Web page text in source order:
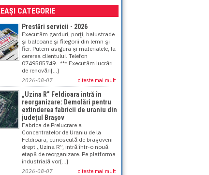
CATEGORIE
Prestări servicii - 2026
Executăm garduri, porţi, balustrade
şi balcoane şi filegorii din lemn şi
fier. Putem asigura şi materialele, la
cererea clientului. Telefon
0749585749. *** Executăm lucrări
de renovări[...]
2026-08-07 citeste mai mult
„Uzina R” Feldioara intră în
reorganizare: Demolări pentru
extinderea fabricii de uraniu din
judeţul Braşov
Fabrica de Prelucrare a
Concentratelor de Uraniu de la
Feldioara, cunoscută de braşoveni
drept „Uzina R”, intră într-o nouă
etapă de reorganizare. Pe platforma
industrială vor[...]
2026-08-07 citeste mai mult